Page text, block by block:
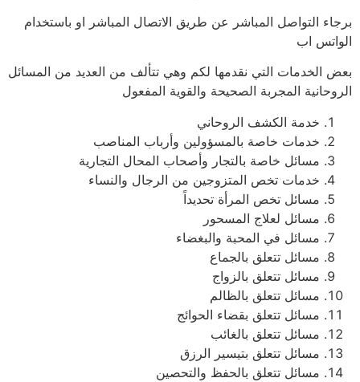
برجاء التواصل المباشر عن طريق الاتصال المباشر او باستخدام
الواتس اب
بعض الخدمات التي نقدمها لكم وهي تتألف من العديد من المسائل
الروحانية المجربة الصحيحة والقوية المفعول
خدمة الكشف الروحاني
خدمات خاصة بالمسؤولين وأرباب المناصب
مسائل خاصة بالتجار وأصحاب المحال التجارية
خدمات تخص المتزوجين من الرجال والنساء
مسائل تخص المرأة تحديداً
مسائل لعلاج المسحور
مسائل في المحبة والبغضاء
مسائل تتعلق بالجماع
مسائل تتعلق بالزواج
مسائل تتعلق بالظالم
مسائل تتعلق بقضاء الحوائج
مسائل تتعلق بالغائب
مسائل تتعلق بتيسير الرزق
مسائل تتعلق بالحفظ والتحصين